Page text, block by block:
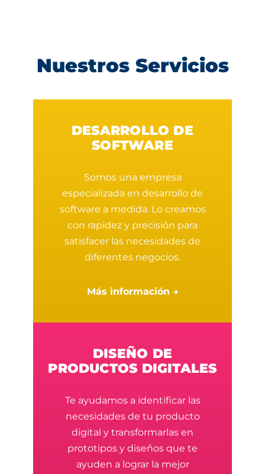
Nuestros Servicios
DESARROLLO DE
SOFTWARE
Somos una empresa
especializada en desarrollo de
software a medida. Lo creamos
con rapidez y precisión para
satisfacer las necesidades de
diferentes negocios.
Más información →
DISEÑO DE
PRODUCTOS DIGITALES
Te ayudamos a identificar las
necesidades de tu producto
digital y transformarlas en
prototipos y diseños que te
ayuden a lograr la mejor